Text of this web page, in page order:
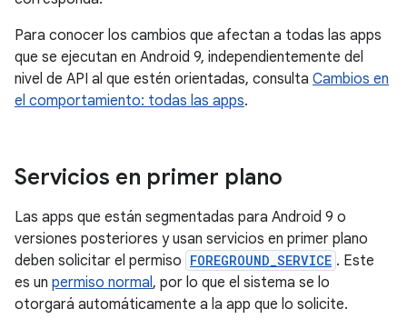
Para conocer los cambios que afectan a todas las apps
que se ejecutan en Android 9, independientemente del
nivel de API al que estén orientadas, consulta Cambios en
el comportamiento: todas las apps.
Servicios en primer plano
Las apps que están segmentadas para Android 9 o
versiones posteriores y usan servicios en primer plano
deben solicitar el permiso FOREGROUND_SERVICE . Este
es un permiso normal, por lo que el sistema se lo
otorgará automáticamente a la app que lo solicite.